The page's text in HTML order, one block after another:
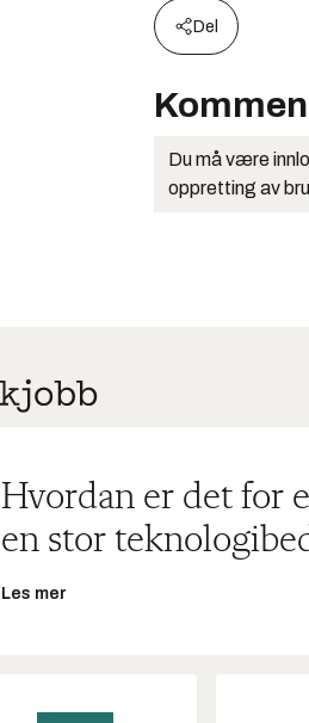
Del
Du må være
oppretting av
Hvordan er det for
en stor
Les mer